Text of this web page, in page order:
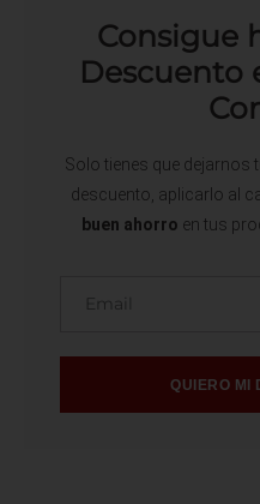
Consigue
Descuento
Solo tienes que dejarnos
descuento, aplicarlo al
buen ahorro en tus
QUIERO MI